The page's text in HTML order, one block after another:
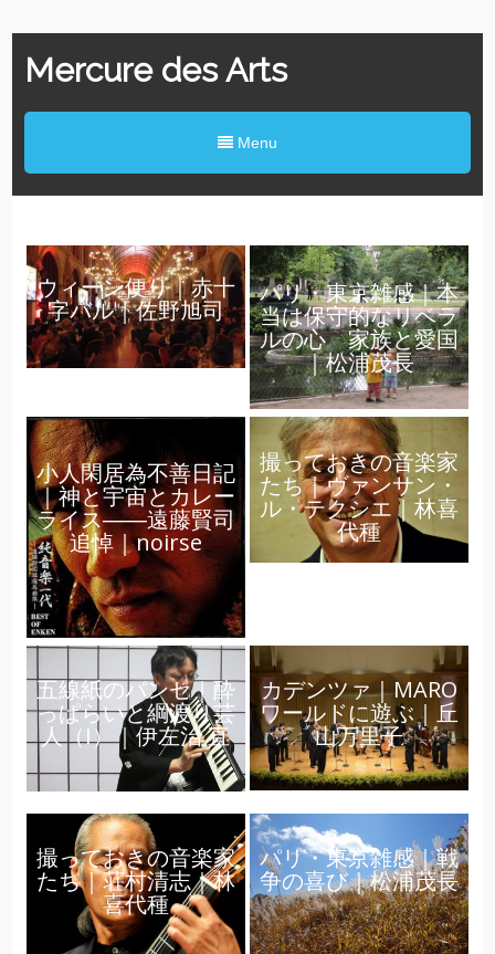
Mercure des Arts
Menu
ウィーン便り｜赤十
字バル｜佐野旭司
パリ・東京雑感｜本
当は保守的なリベラ
ルの心 家族と愛国
｜松浦茂長
小人閑居為不善日記
｜神と宇宙とカレー
ライス――遠藤賢司
追悼｜noirse
撮っておきの音楽家
たち｜ヴァンサン・
ル・テクシエ｜林喜
代種
五線紙のパンセ｜酔
っぱらいと綱渡り芸
人（I）｜伊左治 直
カデンツァ｜MARO
ワールドに遊ぶ｜丘
山万里子
撮っておきの音楽家
たち｜荘村清志｜林
喜代種
パリ・東京雑感｜戦
争の喜び｜松浦茂長